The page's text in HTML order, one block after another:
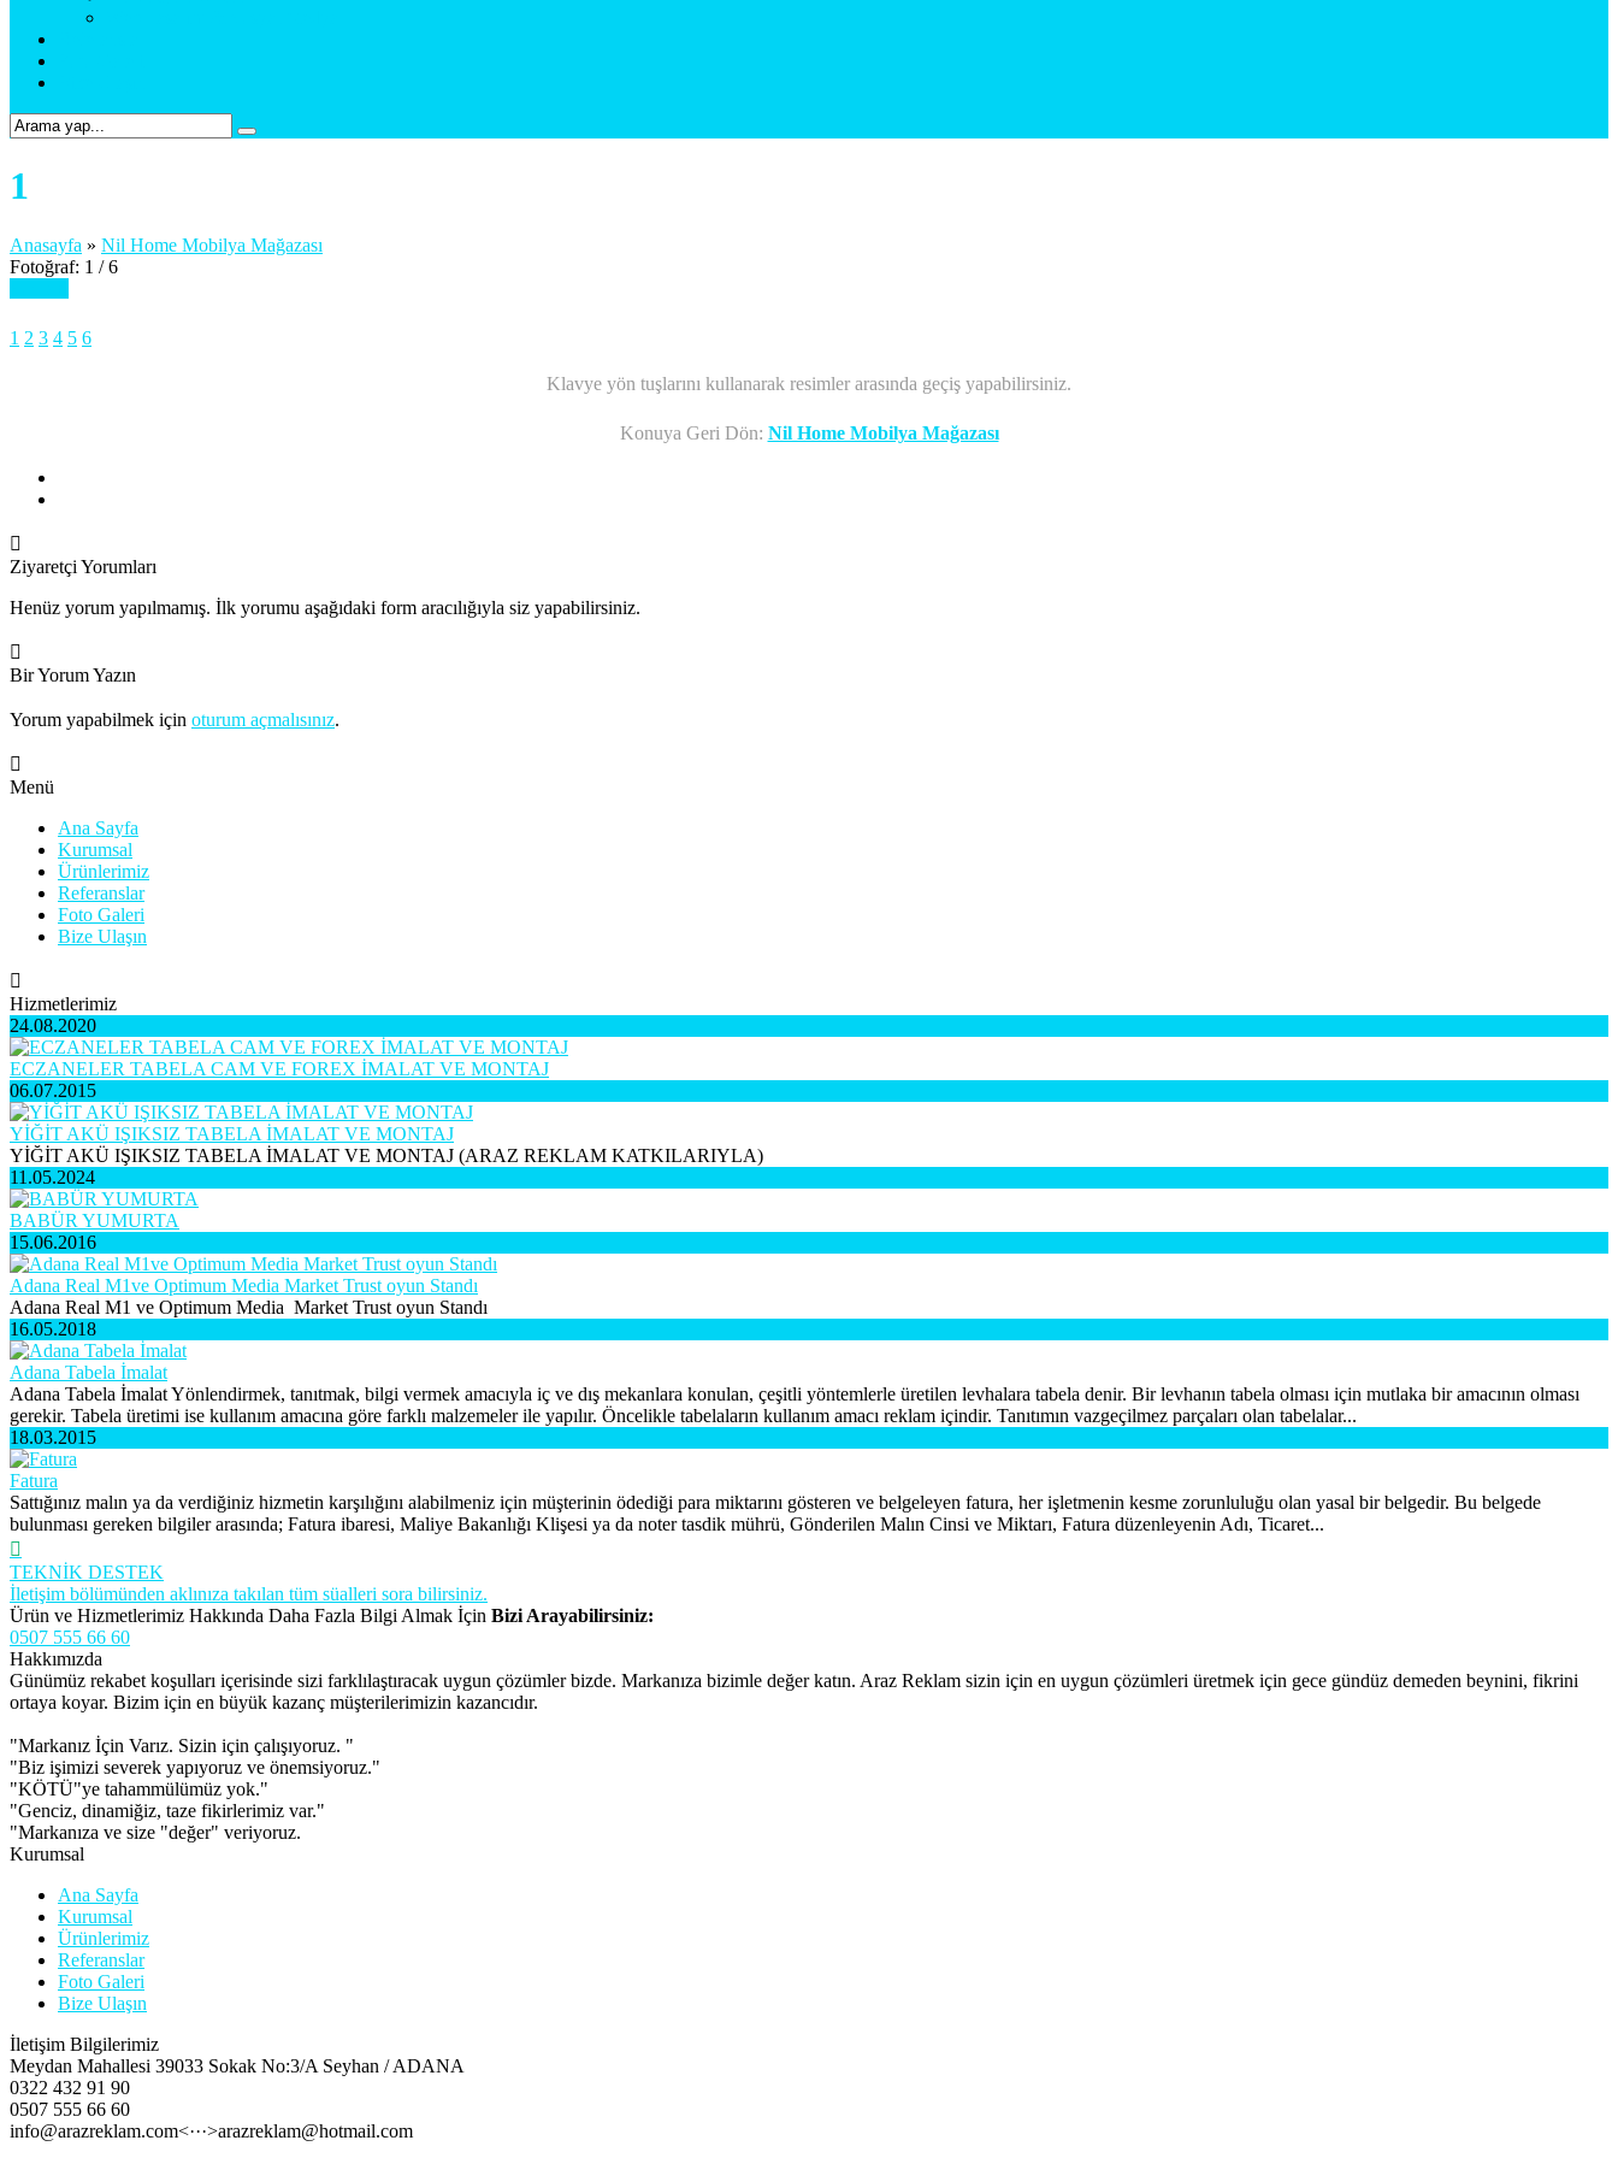
1
Anasayfa » Nil Home Mobilya Mağazası
Fotoğraf: 1 / 6
1 2 3 4 5 6
Klavye yön tuşlarını kullanarak resimler arasında geçiş yapabilirsiniz.
Konuya Geri Dön: Nil Home Mobilya Mağazası
Ziyaretçi Yorumları
Henüz yorum yapılmamış. İlk yorumu aşağıdaki form aracılığıyla siz yapabilirsiniz.
Bir Yorum Yazın
Yorum yapabilmek için oturum açmalısınız.
Menü
Ana Sayfa
Kurumsal
Ürünlerimiz
Referanslar
Foto Galeri
Bize Ulaşın
Hizmetlerimiz
24.08.2020
ECZANELER TABELA CAM VE FOREX İMALAT VE MONTAJ
06.07.2015
YİĞİT AKÜ IŞIKSIZ TABELA İMALAT VE MONTAJ
YİĞİT AKÜ IŞIKSIZ TABELA İMALAT VE MONTAJ (ARAZ REKLAM KATKILARIYLA)
11.05.2024
BABÜR YUMURTA
15.06.2016
Adana Real M1ve Optimum Media Market Trust oyun Standı
Adana Real M1 ve Optimum Media Market Trust oyun Standı
16.05.2018
Adana Tabela İmalat
Adana Tabela İmalat Yönlendirmek, tanıtmak, bilgi vermek amacıyla iç ve dış mekanlara konulan, çeşitli yöntemlerle üretilen levhalara tabela denir. Bir levhanın tabela olması için mutlaka bir amacının olması
gerekir. Tabela üretimi ise kullanım amacına göre farklı malzemeler ile yapılır. Öncelikle tabelaların kullanım amacı reklam içindir. Tanıtımın vazgeçilmez parçaları olan tabelalar...
18.03.2015
Fatura
Sattığınız malın ya da verdiğiniz hizmetin karşılığını alabilmeniz için müşterinin ödediği para miktarını gösteren ve belgeleyen fatura, her işletmenin kesme zorunluluğu olan yasal bir belgedir. Bu belgede
bulunması gereken bilgiler arasında; Fatura ibaresi, Maliye Bakanlığı Klişesi ya da noter tasdik mührü, Gönderilen Malın Cinsi ve Miktarı, Fatura düzenleyenin Adı, Ticaret...
TEKNİK DESTEK
İletişim bölümünden aklınıza takılan tüm süalleri sora bilirsiniz.
Ürün ve Hizmetlerimiz Hakkında Daha Fazla Bilgi Almak İçin Bizi Arayabilirsiniz:
0507 555 66 60
Hakkımızda
Günümüz rekabet koşulları içerisinde sizi farklılaştıracak uygun çözümler bizde. Markanıza bizimle değer katın. Araz Reklam sizin için en uygun çözümleri üretmek için gece gündüz demeden beynini, fikrini
ortaya koyar. Bizim için en büyük kazanç müşterilerimizin kazancıdır.
"Markanız İçin Varız. Sizin için çalışıyoruz. "
"Biz işimizi severek yapıyoruz ve önemsiyoruz."
"KÖTÜ"ye tahammülümüz yok."
"Genciz, dinamiğiz, taze fikirlerimiz var."
"Markanıza ve size "değer" veriyoruz.
Kurumsal
Ana Sayfa
Kurumsal
Ürünlerimiz
Referanslar
Foto Galeri
Bize Ulaşın
İletişim Bilgilerimiz
Meydan Mahallesi 39033 Sokak No:3/A Seyhan / ADANA
0322 432 91 90
0507 555 66 60
info@arazreklam.com<···>arazreklam@hotmail.com